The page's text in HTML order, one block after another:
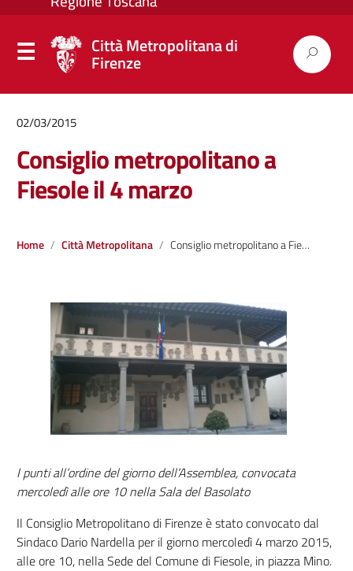
Città Metropolitana di
Firenze
02/03/2015
Consiglio metropolitano a
Fiesole il 4 marzo
Home Città Metropolitana Consiglio metropolitano a Fiesole il 4 marzo
I punti all’ordine del giorno dell’Assemblea, convocata
mercoledì alle ore 10 nella Sala del Basolato
Il Consiglio Metropolitano di Firenze è stato convocato dal
Sindaco Dario Nardella per il giorno mercoledì 4 marzo 2015,
alle ore 10, nella Sede del Comune di Fiesole, in piazza Mino.